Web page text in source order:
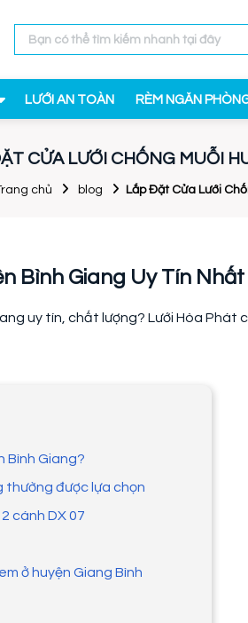
LƯỚI AN TOÀN RÈM NGĂN
CỬA LƯỚI CHỐNG MUỖI
chủ blog Lắp Đặt Cửa Lưới
Bình Giang Uy Tín Nhất
uy tín, chất lượng? Lưới Hòa Phát
Bình Giang?
thường được lựa chọn
cánh DX 07
ở huyện Giang Bình